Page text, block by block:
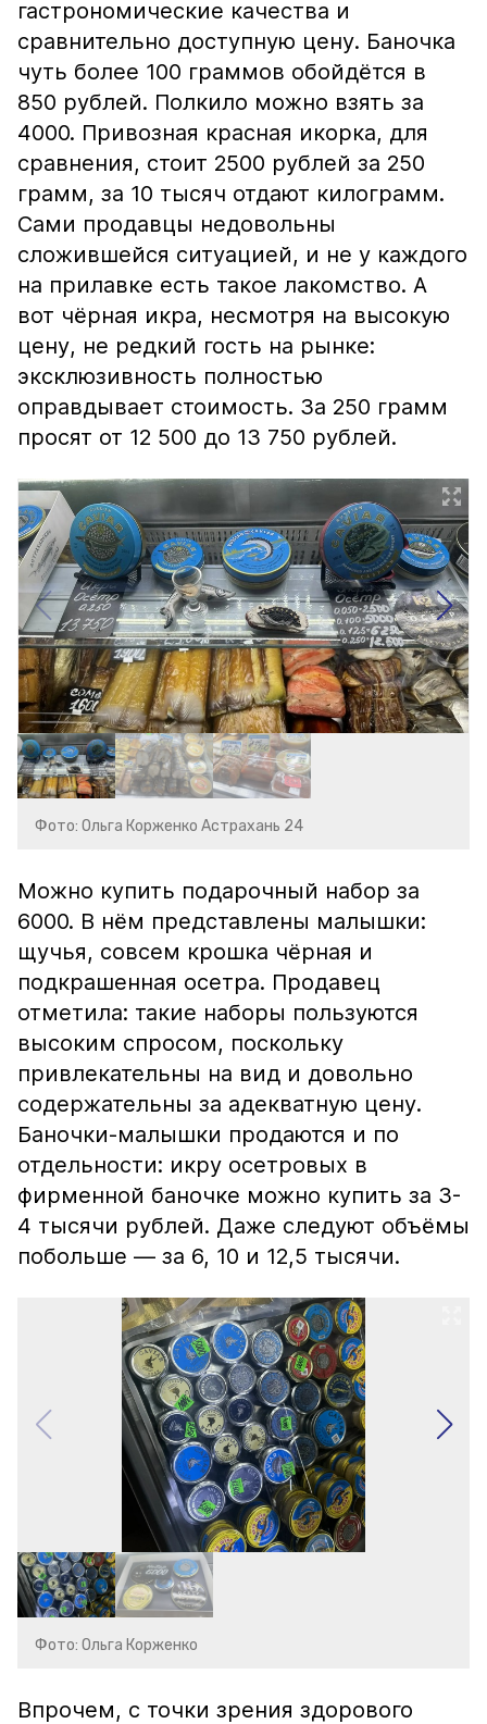
гастрономические качества и
сравнительно доступную цену. Баночка
чуть более 100 граммов обойдётся в
850 рублей. Полкило можно взять за
4000. Привозная красная икорка, для
сравнения, стоит 2500 рублей за 250
грамм, за 10 тысяч отдают килограмм.
Сами продавцы недовольны
сложившейся ситуацией, и не у каждого
на прилавке есть такое лакомство. А
вот чёрная икра, несмотря на высокую
цену, не редкий гость на рынке:
эксклюзивность полностью
оправдывает стоимость. За 250 грамм
просят от 12 500 до 13 750 рублей.
Фото: Ольга Корженко Астрахань 24
Можно купить подарочный набор за
6000. В нём представлены малышки:
щучья, совсем крошка чёрная и
подкрашенная осетра. Продавец
отметила: такие наборы пользуются
высоким спросом, поскольку
привлекательны на вид и довольно
содержательны за адекватную цену.
Баночки-малышки продаются и по
отдельности: икру осетровых в
фирменной баночке можно купить за 3-
4 тысячи рублей. Даже следуют объёмы
побольше — за 6, 10 и 12,5 тысячи.
Фото: Ольга Корженко
Впрочем, с точки зрения здорового